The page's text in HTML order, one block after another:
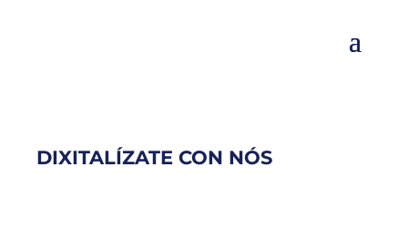
DIXITALÍZATE CON NÓS